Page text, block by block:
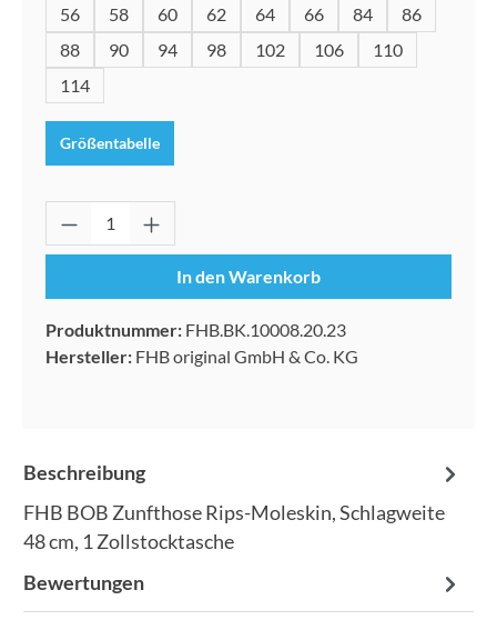
56
58 60 62 64 66 84
86
88
90 94 98 102 106
110
114
Größentabelle
Produkt Anzahl: Gib den gewünschten
In den Warenkorb
Produktnummer: FHB.BK.10008.20.23
Hersteller: FHB original GmbH & Co. KG
Beschreibung
FHB BOB Zunfthose Rips-Moleskin, Schlagweite
48 cm, 1 Zollstocktasche
Bewertungen